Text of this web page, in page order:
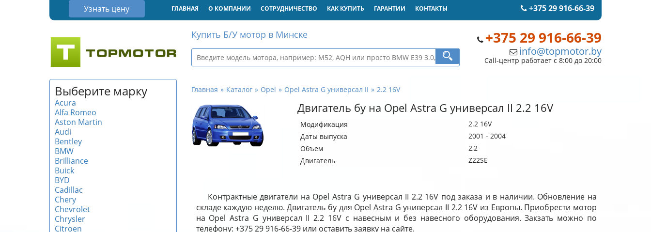
Узнать цену +375 29 916-66-39
ГЛАВНАЯ О КОМПАНИИ СОТРУДНИЧЕСТВО КАК КУПИТЬ ГАРАНТИИ КОНТАКТЫ
+375 29 916-66-39
info@topmotor.by
Call-центр работает с 8:00 до 20:00
Купить Б/У мотор в Минске
Выберите марку
Acura
Alfa Romeo
Aston Martin
Audi
Bentley
BMW
Brilliance
Buick
BYD
Cadillac
Chery
Chevrolet
Chrysler
Citroen
Главная Каталог Opel Opel Astra G универсал II 2.2 16V
Двигатель бу на Opel Astra G универсал II 2.2 16V
Модификация
2.2 16V
Даты выпуска
2001 - 2004
Объем
2,2
Двигатель
Z22SE
Контрактные двигатели на Opel Astra G универсал II 2.2 16V под заказа и в наличии. Обновление на
складе каждую неделю. Двигатель бу для Opel Astra G универсал II 2.2 16V из Европы. Приобрести мотор
на Opel Astra G универсал II 2.2 16V с навесным и без навесного оборудования. Закзать можно по
телефону: +375 29 916-66-39 или оставить заявку на сайте.